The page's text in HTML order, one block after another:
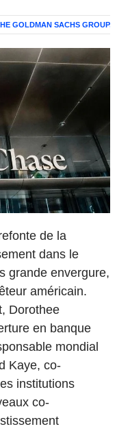
GOLDMAN SACHS GROUP,
de la
dans le
grande envergure,
américain.
Dorothee
en banque
mondial
Kaye, co-
institutions
co-